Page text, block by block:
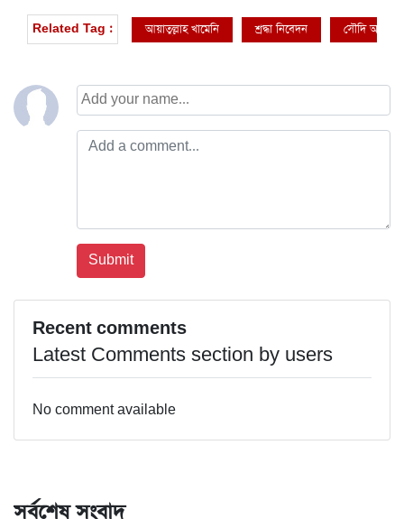
Related Tag : আয়াতুল্লাহ খামেনি শ্রদ্ধা নিবেদন সৌদি আরব
Recent comments
Latest Comments section by users
No comment available
সর্বশেষ সংবাদ